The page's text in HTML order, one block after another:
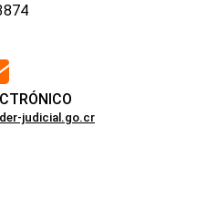
far
envelope
judicial.go.cr